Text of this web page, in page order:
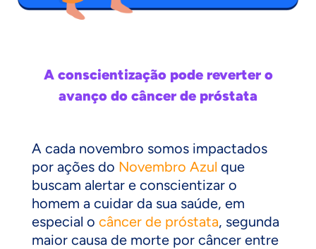
A conscientização pode reverter o
avanço do câncer de próstata
A cada novembro somos impactados
por ações do Novembro Azul que
buscam alertar e conscientizar o
homem a cuidar da sua saúde, em
especial o câncer de próstata, segunda
maior causa de morte por câncer entre